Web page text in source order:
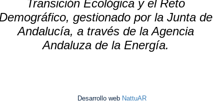
Transición Ecológica y el Reto
gestionado por la Junta de
Andalucía, a través de la Agencia
Andaluza de la Energía.
Desarrollo web NattuAR